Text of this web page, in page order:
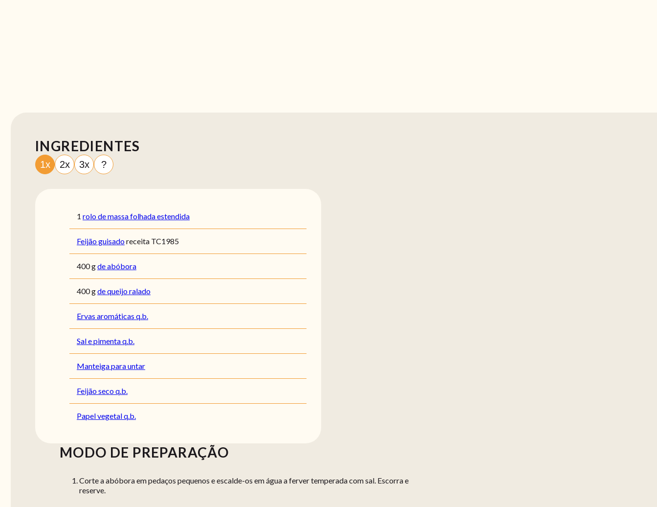
INGREDIENTES
1x 2x 3x ?
1 rolo de massa folhada estendida
Feijão guisadoreceita TC1985
400gde abóbora
400gde queijo ralado
Ervas aromáticas q.b.
Sal e pimenta q.b.
Manteiga para untar
Feijão seco q.b.
Papel vegetal q.b.
MODO DE PREPARAÇÃO
Corte a abóbora em pedaços pequenos e escalde-os em água a ferver temperada com sal. Escorra e
reserve.